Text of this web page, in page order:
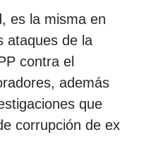
es la misma en
ataques de la
contra el
además
que
corrupción de ex